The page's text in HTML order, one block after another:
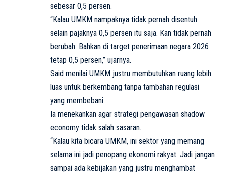
sebesar 0,5 persen.
“Kalau UMKM nampaknya tidak pernah disentuh
selain pajaknya 0,5 persen itu saja. Kan tidak pernah
berubah. Bahkan di target penerimaan negara 2026
tetap 0,5 persen,” ujarnya.
Said menilai UMKM justru membutuhkan ruang lebih
luas untuk berkembang tanpa tambahan regulasi
yang membebani.
Ia menekankan agar strategi pengawasan shadow
economy tidak salah sasaran.
“Kalau kita bicara UMKM, ini sektor yang memang
selama ini jadi penopang ekonomi rakyat. Jadi jangan
sampai ada kebijakan yang justru menghambat